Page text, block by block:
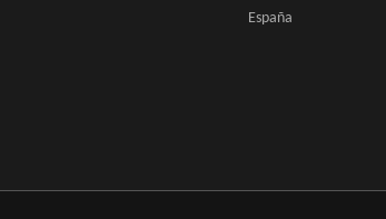
España